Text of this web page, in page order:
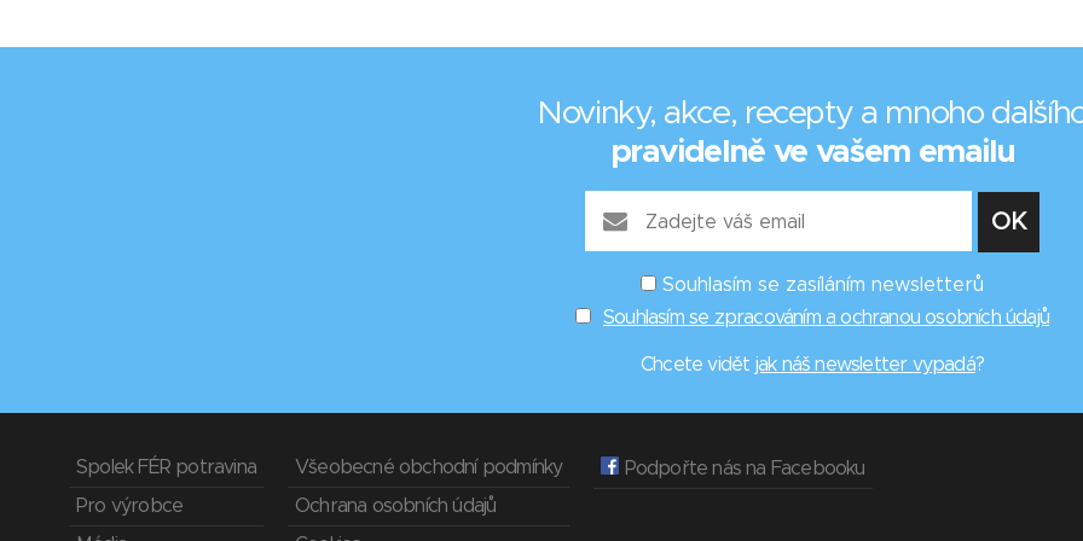
Novinky, akce, recepty a mnoho
pravidelně ve vašem emailu
Souhlasím se zasíláním newsletterů
Souhlasím se zpracováním a ochranou osobních údajů
Chcete vidět jak náš newsletter vypadá?
Spolek FÉR potravina
Pro výrobce
Všeobecné obchodní podmínky
Ochrana osobních údajů
Podpořte nás na Facebooku